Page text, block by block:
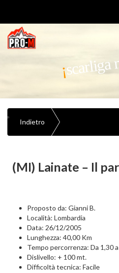
scarliga
Indietro
(MI) Lainate – Il
Proposto da: Gianni B.
Località: Lombardia
Data: 26/12/2005
Lunghezza: 40,00 Km
Tempo percorrenza: Da 1,30
Dislivello: + 100 mt.
Difficoltà tecnica: Facile